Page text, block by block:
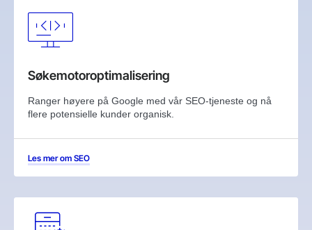
Søkemotoroptimalisering
Ranger høyere på Google med vår SEO-tjeneste og nå
flere potensielle kunder organisk.
Les mer om SEO